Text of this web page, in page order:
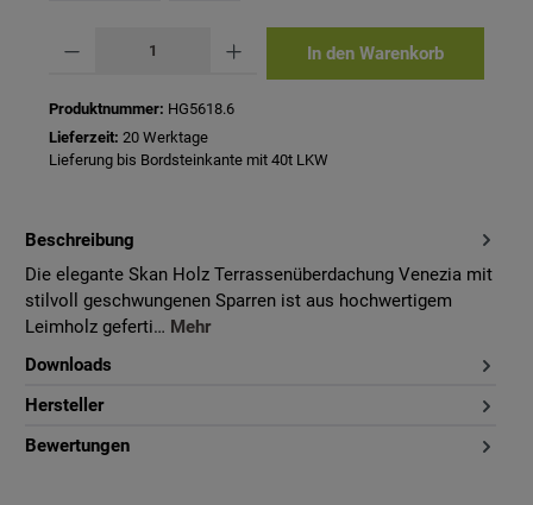
In den Warenkorb
Produktnummer: HG5618.6
Lieferzeit: 20 Werktage
Lieferung bis Bordsteinkante mit 40t LKW
Beschreibung
Die elegante Skan Holz Terrassenüberdachung Venezia mit
stilvoll geschwungenen Sparren ist aus hochwertigem
Leimholz geferti… Mehr
Downloads
Hersteller
Bewertungen